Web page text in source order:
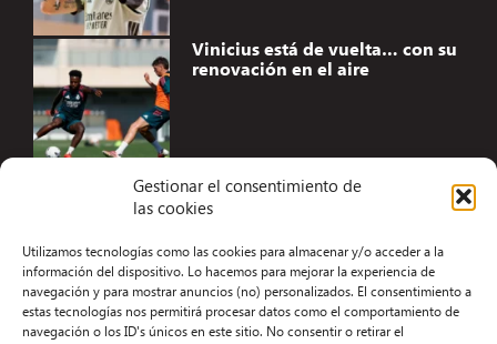
Gestionar el consentimiento de
las cookies
Utilizamos tecnologías como las cookies para almacenar y/o acceder a la
información del dispositivo. Lo hacemos para mejorar la experiencia de
navegación y para mostrar anuncios (no) personalizados. El consentimiento a
estas tecnologías nos permitirá procesar datos como el comportamiento de
navegación o los ID's únicos en este sitio. No consentir o retirar el
Vinicius está de vuelta… con su
renovación en el aire
Aviso Legal
Términos y condiciones